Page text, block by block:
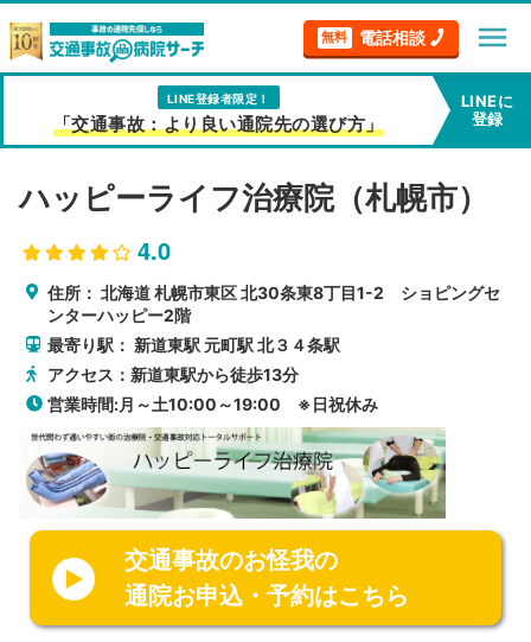
無料 電話相談 menu
LINE登録者限定！
「交通事故：より良い通院先の選び方」
LINEに
登録
ハッピーライフ治療院（札幌市）
4.0
住所：北海道札幌市東区北30条東8丁目1-2 ショピングセ
ンターハッピー2階
最寄り駅： 新道東駅 元町駅 北３４条駅
アクセス：新道東駅から徒歩13分
営業時間:月～土10:00～19:00 ※日祝休み
交通事故のお怪我の
通院お申込・予約はこちら